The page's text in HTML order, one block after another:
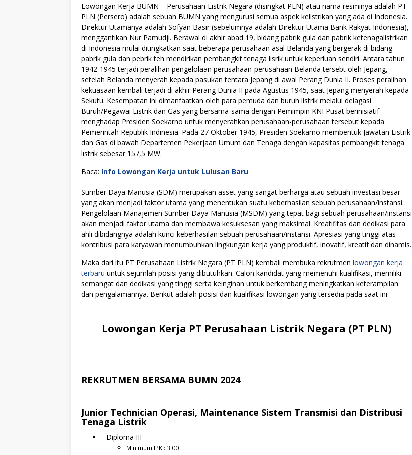
Lowongan Kerja BUMN – Perusahaan Listrik Negara (disingkat PLN) atau nama resminya adalah PT
PLN (Persero) adalah sebuah BUMN yang mengurusi semua aspek kelistrikan yang ada di Indonesia.
Direktur Utamanya adalah Sofyan Basir (sebelumnya adalah Direktur Utama Bank Rakyat Indonesia),
menggantikan Nur Pamudji. Berawal di akhir abad 19, bidang pabrik gula dan pabrik ketenagalistrikan
di Indonesia mulai ditingkatkan saat beberapa perusahaan asal Belanda yang bergerak di bidang
pabrik gula dan pebrik teh mendirikan pembangkit tenaga lisrik untuk keperluan sendiri. Antara tahun
1942-1945 terjadi peralihan pengelolaan perusahaan-perusahaan Belanda tersebt oleh Jepang,
setelah Belanda menyerah kepada pasukan tentara Jepang di awal Perang Dunia II. Proses peralihan
kekuasaan kembali terjadi di akhir Perang Dunia II pada Agustus 1945, saat Jepang menyerah kepada
Sekutu. Kesempatan ini dimanfaatkan oleh para pemuda dan buruh listrik melalui delagasi
Buruh/Pegawai Listrik dan Gas yang bersama-sama dengan Pemimpin KNI Pusat berinisiatif
menghadap Presiden Soekarno untuk menyerahkan perusahaan-perusahaan tersebut kepada
Pemerintah Republik Indinesia. Pada 27 Oktober 1945, Presiden Soekarno membentuk Jawatan Listrik
dan Gas di bawah Departemen Pekerjaan Umum dan Tenaga dengan kapasitas pembangkit tenaga
listrik sebesar 157,5 MW.
Baca: Info Lowongan Kerja untuk Lulusan Baru
Sumber Daya Manusia (SDM) merupakan asset yang sangat berharga atau sebuah investasi besar
yang akan menjadi faktor utama yang menentukan suatu keberhasilan sebuah perusahaan/instansi.
Pengelolaan Manajemen Sumber Daya Manusia (MSDM) yang tepat bagi sebuah perusahaan/instansi
akan menjadi faktor utama dan membawa kesuksesan yang maksimal. Kreatifitas dan dedikasi para
ahli dibidangnya adalah kunci keberhasilan sebuah perusahaan/instansi. Apresiasi yang tinggi atas
kontribusi para karyawan menumbuhkan lingkungan kerja yang produktif, inovatif, kreatif dan dinamis.
Maka dari itu PT Perusahaan Listrik Negara (PT PLN) kembali membuka rekrutmen lowongan kerja
terbaru untuk sejumlah posisi yang dibutuhkan. Calon kandidat yang memenuhi kualifikasi, memiliki
semangat dan dedikasi yang tinggi serta keinginan untuk berkembang meningkatkan keterampilan
dan pengalamannya. Berikut adalah posisi dan kualifikasi lowongan yang tersedia pada saat ini.
Lowongan Kerja PT Perusahaan Listrik Negara (PT PLN)
REKRUTMEN BERSAMA BUMN 2024
Junior Technician Operasi, Maintenance Sistem Transmisi dan Distribusi
Tenaga Listrik
Diploma III
Minimum IPK : 3.00